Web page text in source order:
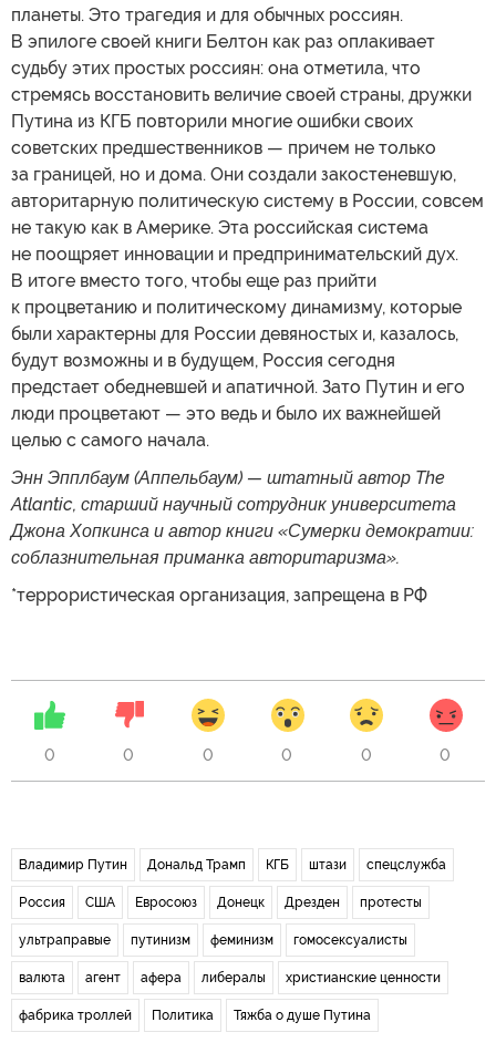
планеты. Это трагедия и для обычных россиян.
В эпилоге своей книги Белтон как раз оплакивает
судьбу этих простых россиян: она отметила, что
стремясь восстановить величие своей страны, дружки
Путина из КГБ повторили многие ошибки своих
советских предшественников — причем не только
за границей, но и дома. Они создали закостеневшую,
авторитарную политическую систему в России, совсем
не такую как в Америке. Эта российская система
не поощряет инновации и предпринимательский дух.
В итоге вместо того, чтобы еще раз прийти
к процветанию и политическому динамизму, которые
были характерны для России девяностых и, казалось,
будут возможны и в будущем, Россия сегодня
предстает обедневшей и апатичной. Зато Путин и его
люди процветают — это ведь и было их важнейшей
целью с самого начала.
Энн Эпплбаум (Аппельбаум) — штатный автор The
Atlantic, старший научный сотрудник университета
Джона Хопкинса и автор книги «Сумерки демократии:
соблазнительная приманка авторитаризма».
*террористическая организация, запрещена в РФ
0 0 0 0 0 0
Владимир Путин Дональд Трамп КГБ штази спецслужба
Россия США Евросоюз Донецк Дрезден протесты
ультраправые путинизм феминизм гомосексуалисты
валюта агент афера либералы христианские ценности
фабрика троллей Политика Тяжба о душе Путина